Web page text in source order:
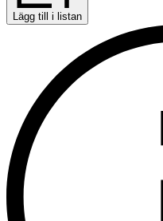
Lägg till i listan